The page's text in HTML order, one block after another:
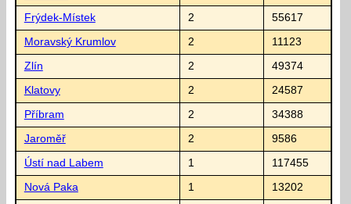
Frýdek-Místek 2 55617
Moravský Krumlov 2 11123
Zlín 2 49374
Klatovy 2 24587
Příbram 2 34388
Jaroměř 2 9586
Ústí nad Labem 1 117455
Nová Paka 1 13202